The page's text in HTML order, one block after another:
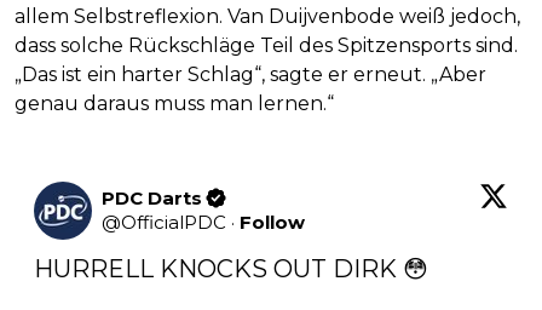
allem Selbstreflexion. Van Duijvenbode weiß jedoch,
dass solche Rückschläge Teil des Spitzensports sind.
„Das ist ein harter Schlag“, sagte er erneut. „Aber
genau daraus muss man lernen.“
PDC Darts
@OfficialPDC · Follow
HURRELL KNOCKS OUT DIRK 😳